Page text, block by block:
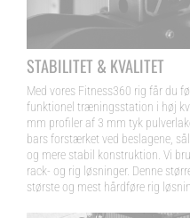
STABILITET & KVALITET
Med vores Fitness360 rig får du
funktionel træningsstation i høj
mm profiler af 3 mm tyk
bars forstærket ved beslagene,
og mere stabil konstruktion. Vi
rack- og rig løsninger. Denne
største og mest hårdføre rig